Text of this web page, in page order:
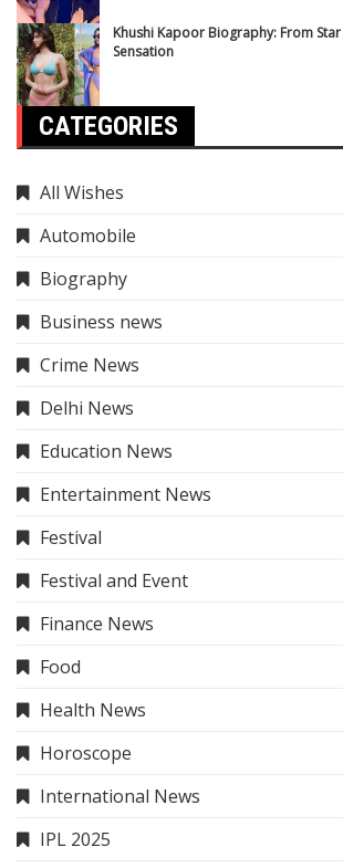
Khushi Kapoor Biography: From
Sensation
CATEGORIES
All Wishes
Automobile
Biography
Business news
Crime News
Delhi News
Education News
Entertainment News
Festival
Festival and Event
Finance News
Food
Health News
Horoscope
International News
IPL 2025